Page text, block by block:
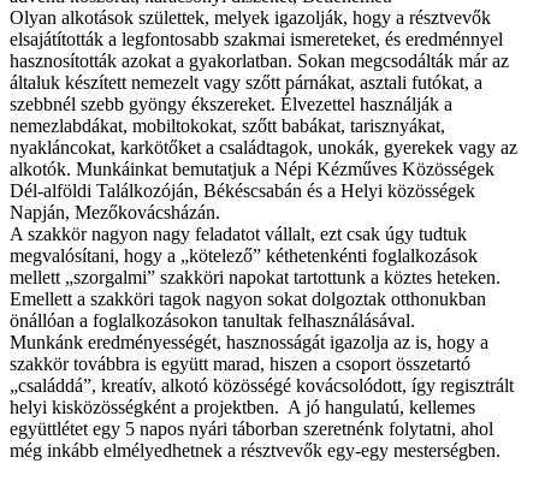
Olyan alkotások születtek, melyek igazolják, hogy a résztvevők
elsajátították a legfontosabb szakmai ismereteket, és eredménnyel
hasznosították azokat a gyakorlatban. Sokan megcsodálták már az
általuk készített nemezelt vagy szőtt párnákat, asztali futókat, a
szebbnél szebb gyöngy ékszereket. Élvezettel használják a
nemezlabdákat, mobiltokokat, szőtt babákat, tarisznyákat,
nyakláncokat, karkötőket a családtagok, unokák, gyerekek vagy az
alkotók. Munkáinkat bemutatjuk a Népi Kézműves Közösségek
Dél-alföldi Találkozóján, Békéscsabán és a Helyi közösségek
Napján, Mezőkovácsházán.
A szakkör nagyon nagy feladatot vállalt, ezt csak úgy tudtuk
megvalósítani, hogy a „kötelező” kéthetenkénti foglalkozások
mellett „szorgalmi” szakköri napokat tartottunk a köztes heteken.
Emellett a szakköri tagok nagyon sokat dolgoztak otthonukban
önállóan a foglalkozásokon tanultak felhasználásával.
Munkánk eredményességét, hasznosságát igazolja az is, hogy a
szakkör továbbra is együtt marad, hiszen a csoport összetartó
„családdá”, kreatív, alkotó közösségé kovácsolódott, így regisztrált
helyi kisközösségként a projektben. A jó hangulatú, kellemes
együttlétet egy 5 napos nyári táborban szeretnénk folytatni, ahol
még inkább elmélyedhetnek a résztvevők egy-egy mesterségben.